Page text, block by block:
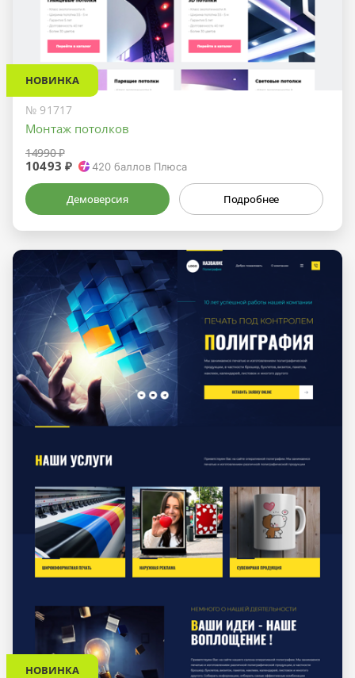
НОВИНКА
№ 91717
Монтаж потолков
14990 ₽
10493 ₽ 420 баллов Плюса
Демоверсия Подробнее
НОВИНКА